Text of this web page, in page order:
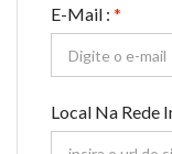
E-Mail : *
Local Na Rede